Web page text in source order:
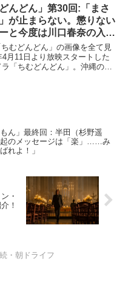
困難な時代に生まれながらも仲
切磋琢磨...
どんどん」第30回:「まさ
が止まらない。懲りない
と今度は川口春奈の入浴
ちむどんどん」の画像を全て見
4月11日より放映スタートした
ラ「ちむどんどん」。沖縄の本
もん」最終回：半田（杉野遥
のメッセージは「楽」……み
れよ！」
・
！
続・朝ドライフ